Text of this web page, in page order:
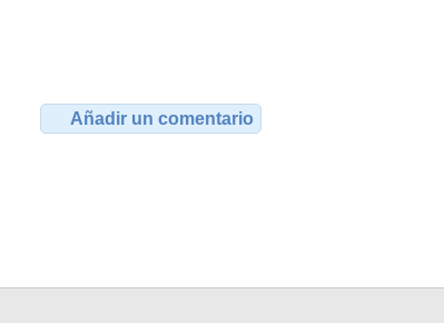
Añadir un comentario